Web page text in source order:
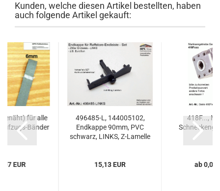
Kunden, welche diesen Artikel bestellten, haben
auch folgende Artikel gekauft:
für alle
Bänder
EUR
496485-L, 144005102,
Endkappe 90mm, PVC
schwarz, LINKS, Z-Lamelle
15,13 EUR
418F...,
ab 0,00